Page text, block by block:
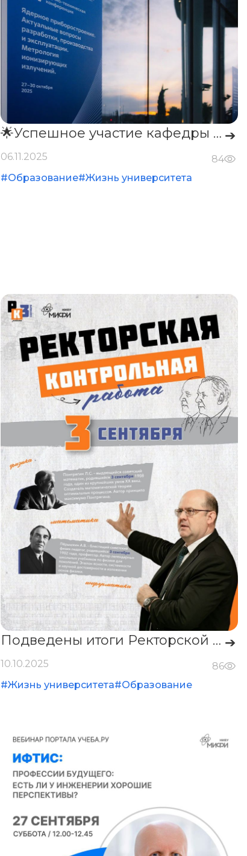
🌟Успешное участие кафедры №24 в конференции по ядерному приборостроению в «Сириусе»🌟 ➔
06.11.2025
84
#Образование#Жизнь университета
Подведены итоги Ректорской контрольной: студенты ИФТИС вошли в число лучших. ➔
10.10.2025
86
#Жизнь университета#Образование